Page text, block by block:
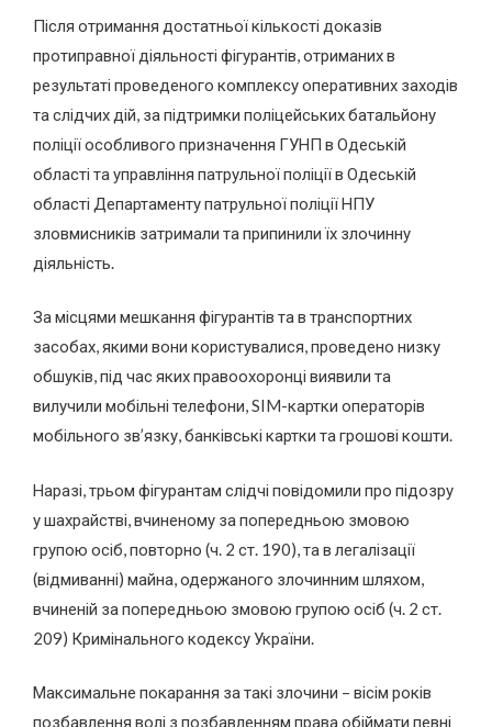
Після отримання достатньої кількості доказів
протиправної діяльності фігурантів, отриманих в
результаті проведеного комплексу оперативних заходів
та слідчих дій, за підтримки поліцейських батальйону
поліції особливого призначення ГУНП в Одеській
області та управління патрульної поліції в Одеській
області Департаменту патрульної поліції НПУ
зловмисників затримали та припинили їх злочинну
діяльність.
За місцями мешкання фігурантів та в транспортних
засобах, якими вони користувалися, проведено низку
обшуків, під час яких правоохоронці виявили та
вилучили мобільні телефони, SIM-картки операторів
мобільного зв’язку, банківські картки та грошові кошти.
Наразі, трьом фігурантам слідчі повідомили про підозру
у шахрайстві, вчиненому за попередньою змовою
групою осіб, повторно (ч. 2 ст. 190), та в легалізації
(відмиванні) майна, одержаного злочинним шляхом,
вчиненій за попередньою змовою групою осіб (ч. 2 ст.
209) Кримінального кодексу України.
Максимальне покарання за такі злочини – вісім років
позбавлення волі з позбавленням права обіймати певні